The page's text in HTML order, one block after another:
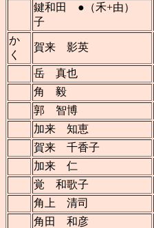
鍵和田 ●（禾+由）
子
か
く
賀来 影英
岳 真也
角 毅
郭 智博
加来 知恵
賀来 千香子
加来 仁
覚 和歌子
角上 清司
角田 和彦